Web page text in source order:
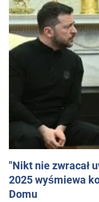
"Nikt nie zwracał
2025 wyśmiewa
Domu